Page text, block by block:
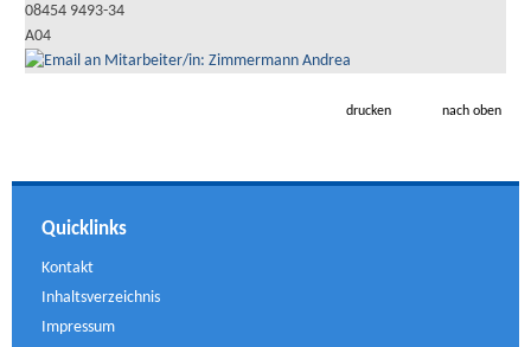
08454 9493-34
A04
drucken nach oben
Quicklinks
Kontakt
Inhaltsverzeichnis
Impressum